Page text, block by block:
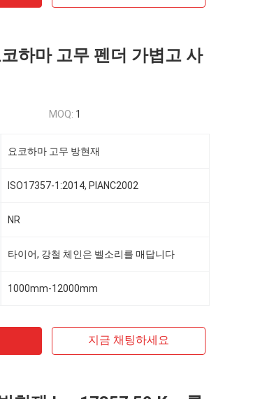
하마 고무 펜더 가볍고 사
MOQ: 1
요코하마 고무 방현재
ISO17357-1:2014, PIANC2002
NR
타이어, 강철 체인은 벨소리를 매답니다
1000mm-12000mm
지금 채팅하세요